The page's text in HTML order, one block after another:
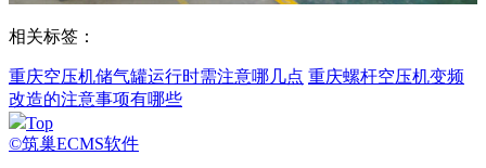
相关标签：
重庆空压机储气罐运行时需注意哪几点 重庆螺杆空压机变频
改造的注意事项有哪些
Top
©筑巢ECMS软件